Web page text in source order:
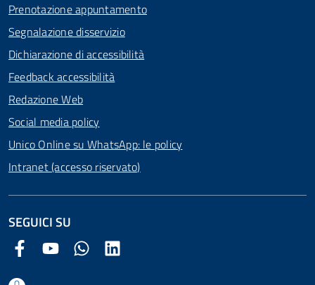
Prenotazione appuntamento
Segnalazione disservizio
Dichiarazione di accessibilità
Feedback accessibilità
Redazione Web
Social media policy
Unico Online su WhatsApp: le policy
Intranet (accesso riservato)
SEGUICI SU
Facebook Comune di Arezzo
Youtube Comune di Arezzo
Twitter Comune di Arezzo